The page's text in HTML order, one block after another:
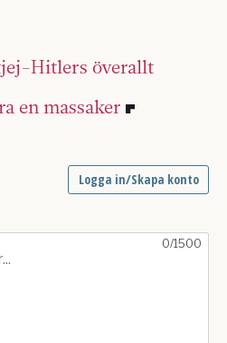
Hitlers överallt
en massaker